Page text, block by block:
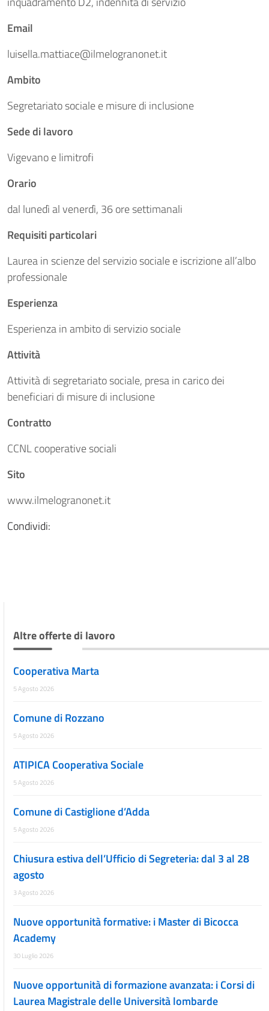
Email
luisella.mattiace@ilmelogranonet.it
Ambito
Segretariato sociale e misure di inclusione
Sede di lavoro
Vigevano e limitrofi
Orario
dal lunedì al venerdì, 36 ore settimanali
Requisiti particolari
Laurea in scienze del servizio sociale e iscrizione all’albo
professionale
Esperienza
Esperienza in ambito di servizio sociale
Attività
Attività di segretariato sociale, presa in carico dei
beneficiari di misure di inclusione
Contratto
CCNL cooperative sociali
Sito
www.ilmelogranonet.it
Condividi:
Altre offerte di lavoro
Cooperativa Marta
5 Agosto 2026
Comune di Rozzano
5 Agosto 2026
ATIPICA Cooperativa Sociale
5 Agosto 2026
Comune di Castiglione d’Adda
5 Agosto 2026
Chiusura estiva dell’Ufficio di Segreteria: dal 3 al 28
agosto
3 Agosto 2026
Nuove opportunità formative: i Master di Bicocca
Academy
30 Luglio 2026
Nuove opportunità di formazione avanzata: i Corsi di
Laurea Magistrale delle Università lombarde